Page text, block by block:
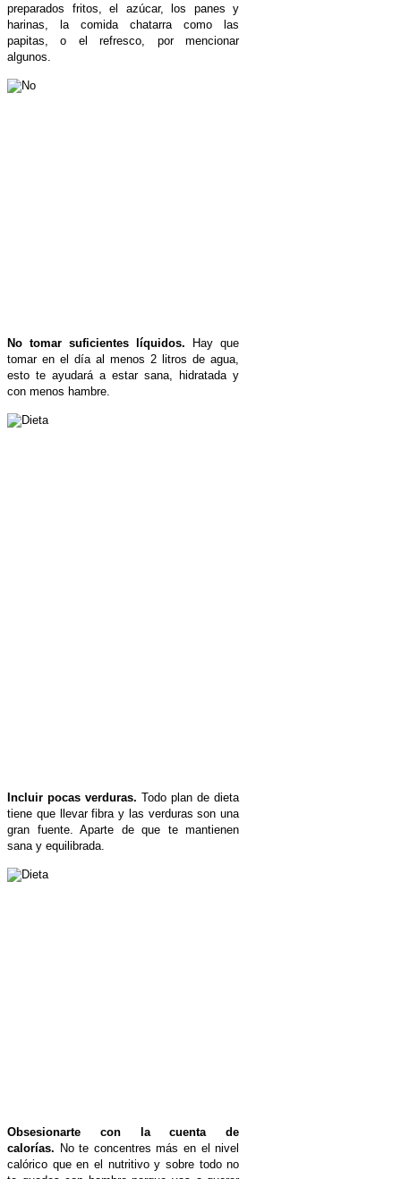
preparados fritos, el azúcar, los panes y
harinas, la comida chatarra como las
papitas, o el refresco, por mencionar
algunos.
No tomar suficientes líquidos. Hay que
tomar en el día al menos 2 litros de agua,
esto te ayudará a estar sana, hidratada y
con menos hambre.
Incluir pocas verduras. Todo plan de dieta
tiene que llevar fibra y las verduras son una
gran fuente. Aparte de que te mantienen
sana y equilibrada.
Obsesionarte con la cuenta de
calorías. No te concentres más en el nivel
calórico que en el nutritivo y sobre todo no